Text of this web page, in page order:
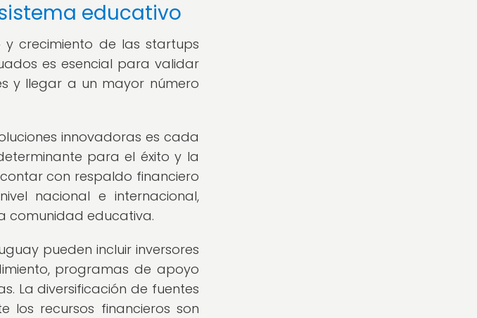
educativo
crecimiento de las startups
es esencial para validar
y llegar a un mayor número
innovadoras es cada
para el éxito y la
con respaldo financiero
nacional e internacional,
comunidad educativa.
pueden incluir inversores
programas de apoyo
La diversificación de fuentes
los recursos financieros son